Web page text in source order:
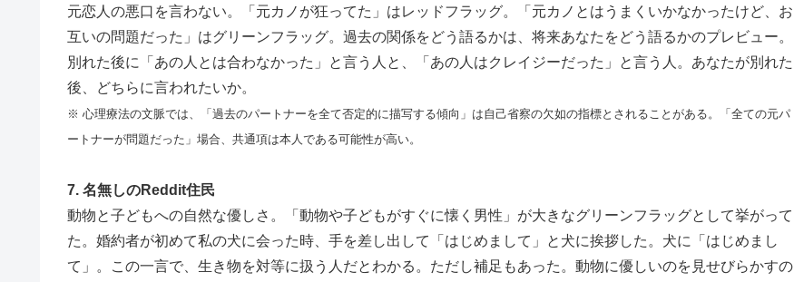
元恋人の悪口を言わない。「元カノが狂ってた」はレッドフラッグ。「元カノとはうまくいかなかったけど、お
互いの問題だった」はグリーンフラッグ。過去の関係をどう語るかは、将来あなたをどう語るかのプレビュー。
別れた後に「あの人とは合わなかった」と言う人と、「あの人はクレイジーだった」と言う人。あなたが別れた
後、どちらに言われたいか。
※ 心理療法の文脈では、「過去のパートナーを全て否定的に描写する傾向」は自己省察の欠如の指標とされることがある。「全ての元パ
ートナーが問題だった」場合、共通項は本人である可能性が高い。
7. 名無しのReddit住民
動物と子どもへの自然な優しさ。「動物や子どもがすぐに懐く男性」が大きなグリーンフラッグとして挙がって
た。婚約者が初めて私の犬に会った時、手を差し出して「はじめまして」と犬に挨拶した。犬に「はじめまし
て」。この一言で、生き物を対等に扱う人だとわかる。ただし補足もあった。動物に優しいのを見せびらかすの